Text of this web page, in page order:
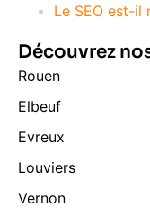
Le SEO est-il
Découvrez
Rouen
Elbeuf
Evreux
Louviers
Vernon